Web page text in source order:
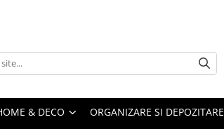
& DECO ORGANIZARE SI DEPOZITARE